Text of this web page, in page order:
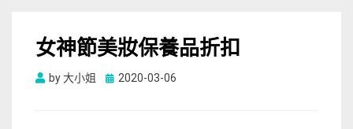
女神節美妝保養品折扣
by大小姐
Posted
2020-03-06